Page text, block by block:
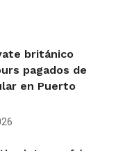
británico
pagados de
en Puerto